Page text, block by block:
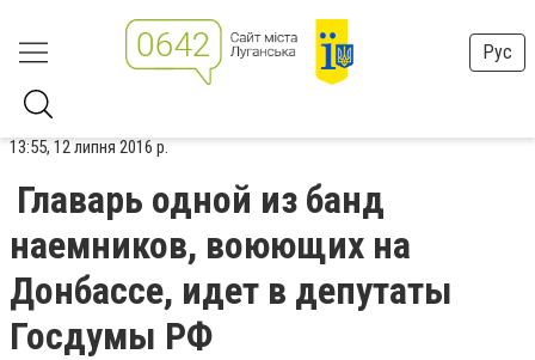
Рус
13:55, 12 липня 2016 р.
Главарь одной из банд
наемников, воюющих на
Донбассе, идет в депутаты
Госдумы РФ